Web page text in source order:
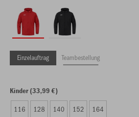
Einzelauftrag Teambestellung
Kinder (33,99 €)
116 128 140 152 164